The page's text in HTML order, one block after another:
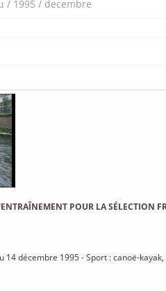
/ 1995 / decembre
POUR LA SÉLECTION
14 décembre 1995 - Sport : canoë-